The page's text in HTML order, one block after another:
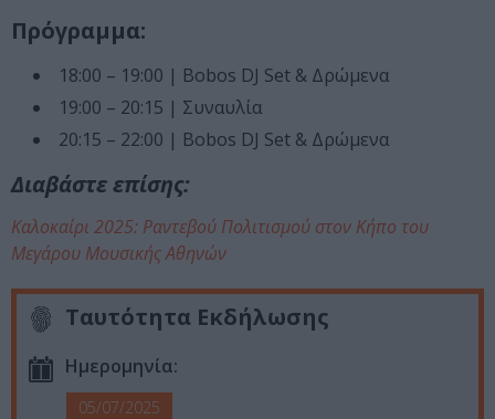
Πρόγραμμα:
18:00 – 19:00 | Bobos DJ Set & Δρώμενα
19:00 – 20:15 | Συναυλία
20:15 – 22:00 | Bobos DJ Set & Δρώμενα
Διαβάστε επίσης:
Καλοκαίρι 2025: Ραντεβού Πολιτισμού στον Κήπο του
Μεγάρου Μουσικής Αθηνών
Ταυτότητα Εκδήλωσης
Ημερομηνία:
05/07/2025